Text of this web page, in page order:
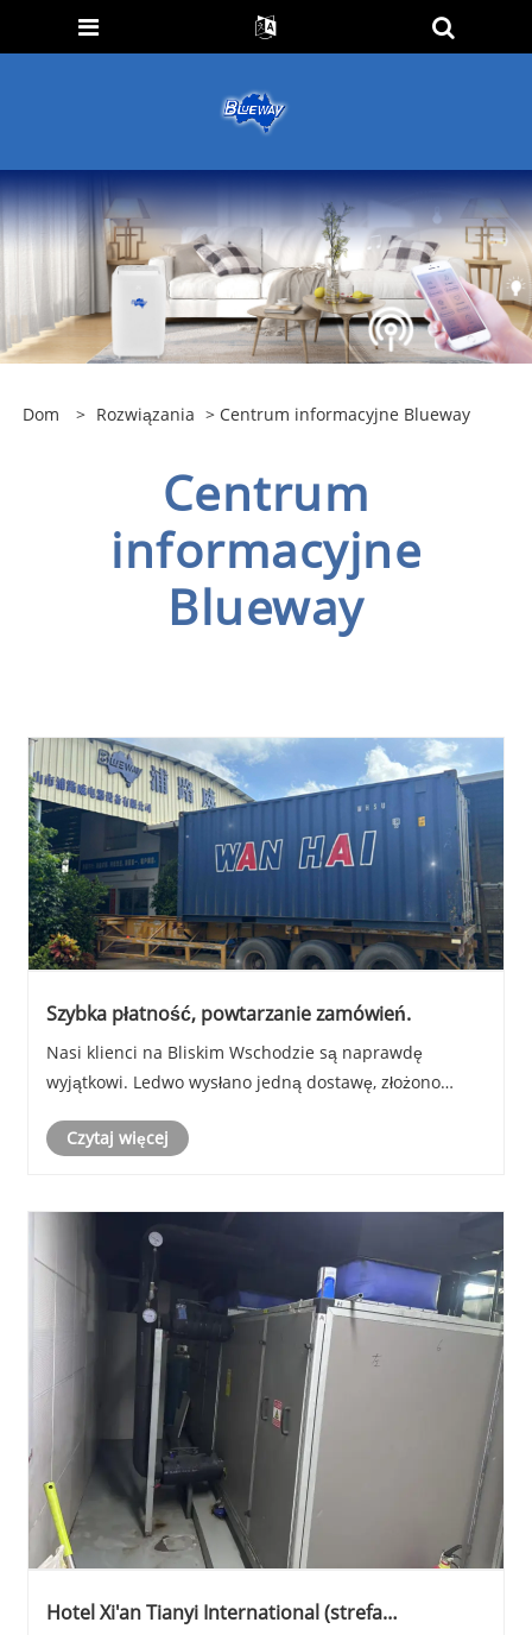
Dom > Rozwiązania > Centrum informacyjne Blueway
Centrum
informacyjne
Blueway
Szybka płatność, powtarzanie zamówień.
Nasi klienci na Bliskim Wschodzie są naprawdę
wyjątkowi. Ledwo wysłano jedną dostawę, złożono
płynność procesu – płatność zawsze następuje
Czytaj więcej
Hotel Xi'an Tianyi International (strefa